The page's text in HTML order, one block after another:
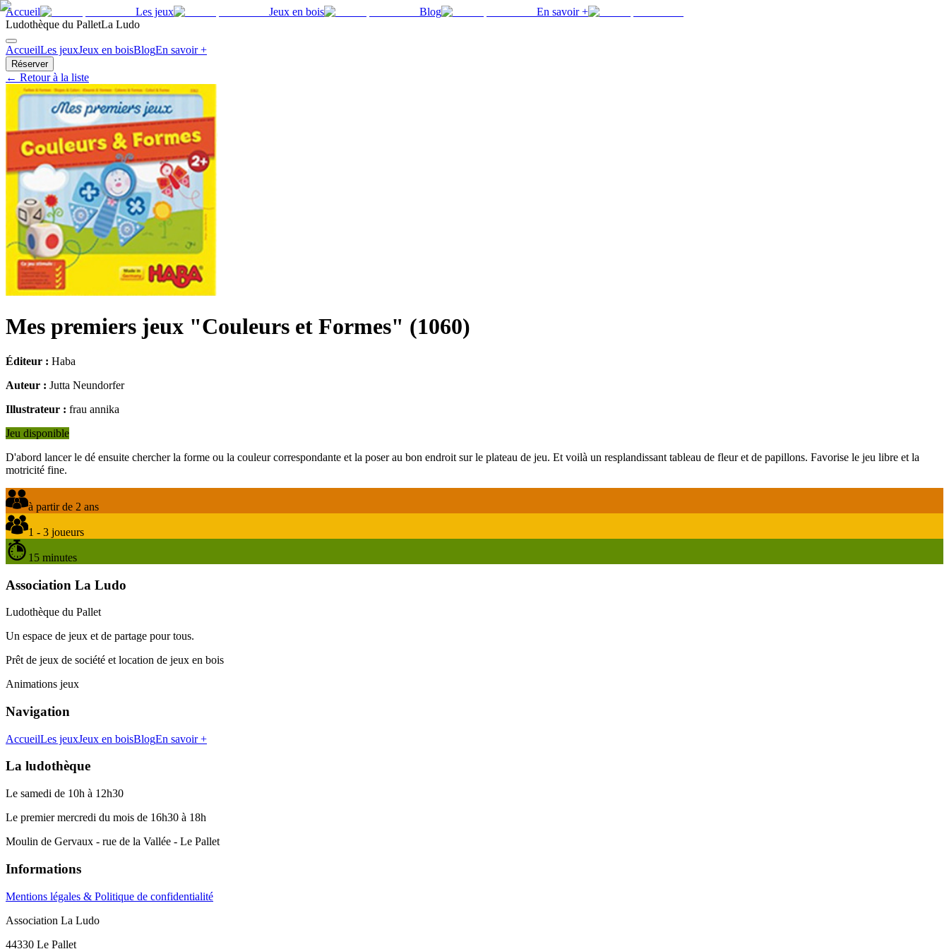
Accueil Les jeux Jeux en bois Blog
En savoir +
Ludothèque du PalletLa Ludo
AccueilLes jeuxJeux en boisBlogEn savoir +
Réserver
← Retour à la liste
Mes premiers jeux "Couleurs et Formes" (1060)
Éditeur : Haba
Auteur : Jutta Neundorfer
Illustrateur : frau annika
Jeu disponible
D'abord lancer le dé ensuite chercher la forme ou la couleur correspondante et la poser au bon endroit sur le plateau de jeu. Et voilà un resplandissant tableau de fleur et de papillons. Favorise le jeu libre et la
motricité fine.
à partir de 2 ans
1 - 3 joueurs
15 minutes
Association La Ludo
Ludothèque du Pallet
Un espace de jeux et de partage pour tous.
Prêt de jeux de société et location de jeux en bois
Animations jeux
Navigation
AccueilLes jeuxJeux en boisBlogEn savoir +
La ludothèque
Le samedi de 10h à 12h30
Le premier mercredi du mois de 16h30 à 18h
Moulin de Gervaux - rue de la Vallée - Le Pallet
Informations
Mentions légales & Politique de confidentialité
Association La Ludo
44330 Le Pallet